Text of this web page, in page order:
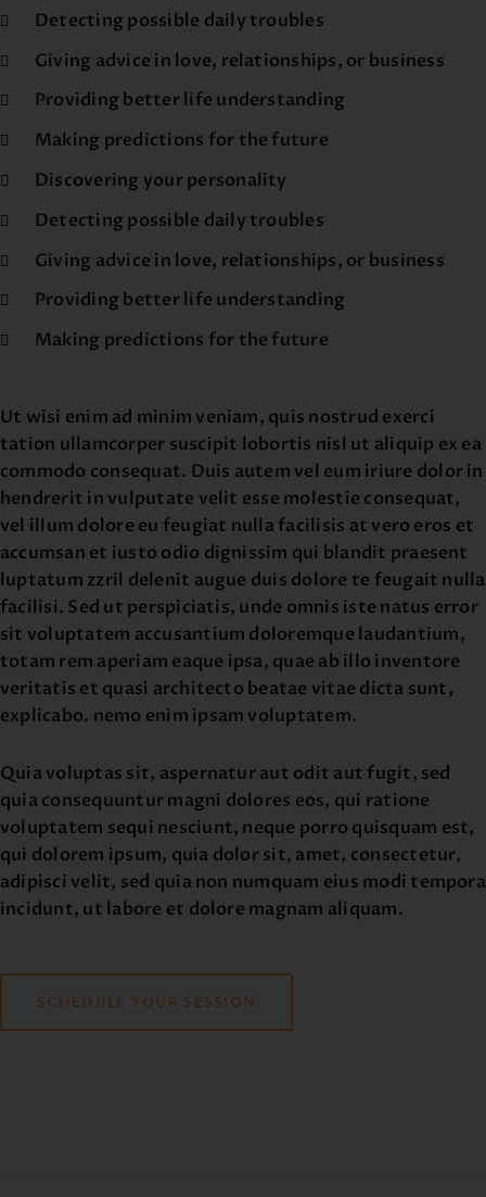
Detecting possible daily troubles
Giving advice in love, relationships, or business
Providing better life understanding
Making predictions for the future
Discovering your personality
Detecting possible daily troubles
Giving advice in love, relationships, or business
Providing better life understanding
Making predictions for the future
Ut wisi enim ad minim veniam, quis nostrud exerci
tation ullamcorper suscipit lobortis nisl ut aliquip ex ea
commodo consequat. Duis autem vel eum iriure dolor in
hendrerit in vulputate velit esse molestie consequat,
vel illum dolore eu feugiat nulla facilisis at vero eros et
accumsan et iusto odio dignissim qui blandit praesent
luptatum zzril delenit augue duis dolore te feugait nulla
facilisi. Sed ut perspiciatis, unde omnis iste natus error
sit voluptatem accusantium doloremque laudantium,
totam rem aperiam eaque ipsa, quae ab illo inventore
veritatis et quasi architecto beatae vitae dicta sunt,
explicabo. nemo enim ipsam voluptatem.
Quia voluptas sit, aspernatur aut odit aut fugit, sed
quia consequuntur magni dolores eos, qui ratione
voluptatem sequi nesciunt, neque porro quisquam est,
qui dolorem ipsum, quia dolor sit, amet, consectetur,
adipisci velit, sed quia non numquam eius modi tempora
incidunt, ut labore et dolore magnam aliquam.
SCHEDULE YOUR SESSION